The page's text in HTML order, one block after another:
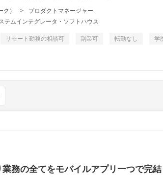
） > プロダクトマネージャー
テムインテグレータ・ソフトハウス
リモート勤務の相談可 副業可 転勤なし 学
業務の全てをモバイルアプリ一つで完